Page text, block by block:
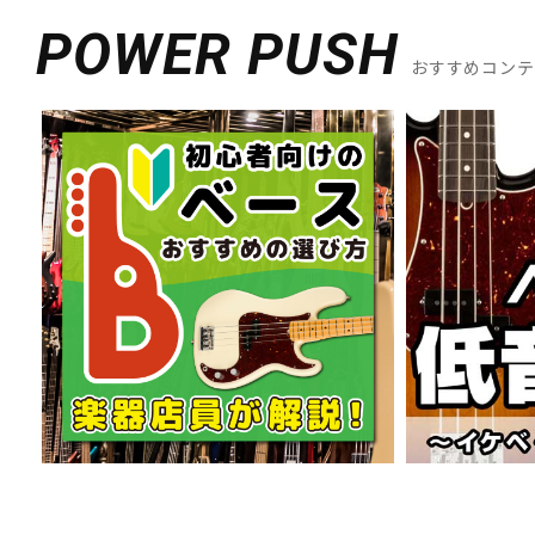
POWER PUSH おすすめコン